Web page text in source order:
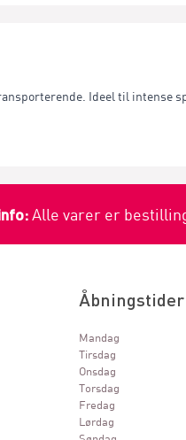
Ideel til intense
Alle varer er
Åbningstider
Mandag
Tirsdag
Onsdag
Torsdag
Fredag
Lørdag